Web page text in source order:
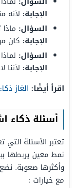
الإجابة: لأنه
السؤال:
الإجابة: كان
السؤال:
الإجابة:
اقرأ أيضًا: الغاز
أسئلة ذكاء
تعتبر الأسئلة
نمط معين يربطها
وأكثرها صعوبة.
مع خيارات :